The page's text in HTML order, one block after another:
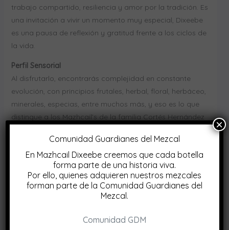
trabajo compartido, resiliencia y amor por la tradición. Es
una invitación a vivir un momento muy especial, Dixeebe
es una pausa de reflexión y gratitud frente a los ciclos de
la vida.
Perfil Sensorial
Al disfrutarlo, encontrarás complejidad en constante
evolución, con principios frutales, herbal, floral, herbáceo,
minerales, especias, entre muchos más, y eso es lo que
distingue a los Mazhcail’s de la familia Cortés Hernández
Disponibilidad: 36 disponibles
AÑADIR AL CARRITO
Comunidad Guardianes del Mezcal
En Mazhcail Dixeebe creemos que cada botella
forma parte de una historia viva.
Por ello, quienes adquieren nuestros mezcales
forman parte de la Comunidad Guardianes del
Mezcal.
Comunidad GDM
×